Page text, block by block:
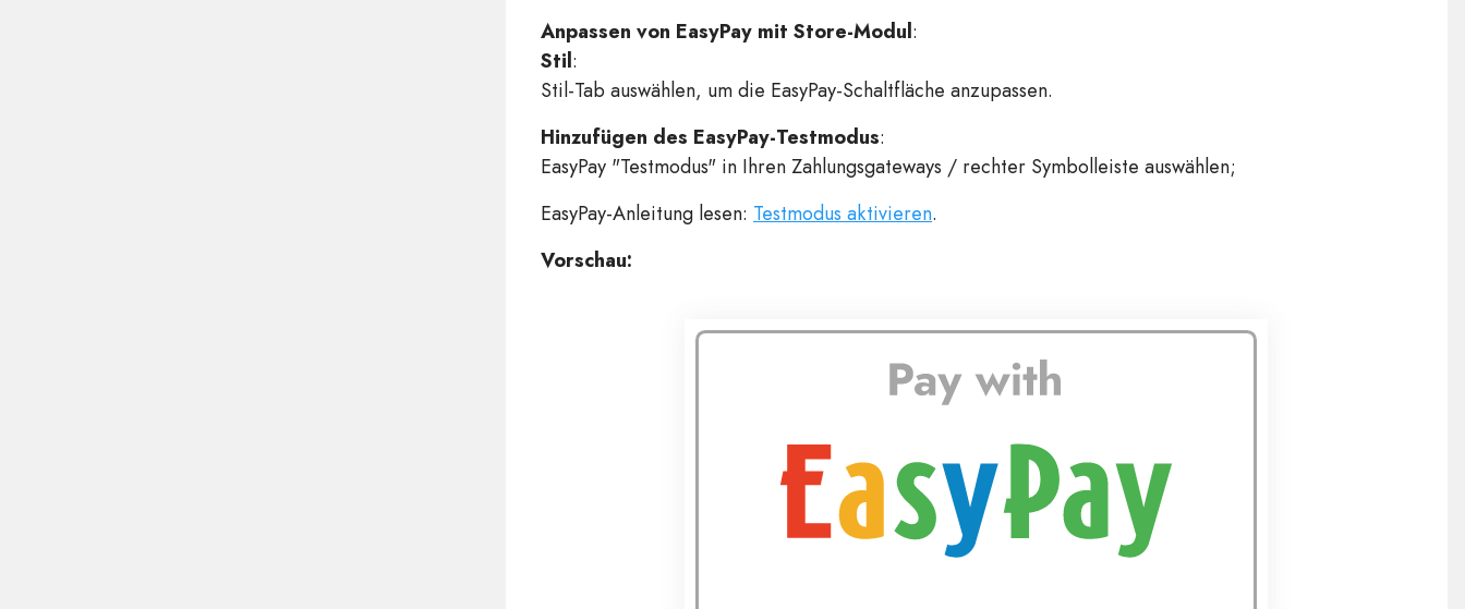
Anpassen von EasyPay mit Store-Modul:
Stil:
Stil-Tab auswählen, um die EasyPay-Schaltfläche anzupassen.
Hinzufügen des EasyPay-Testmodus:
EasyPay "Testmodus" in Ihren Zahlungsgateways / rechter Symbolleiste auswählen;
EasyPay-Anleitung lesen: Testmodus aktivieren.
Vorschau: